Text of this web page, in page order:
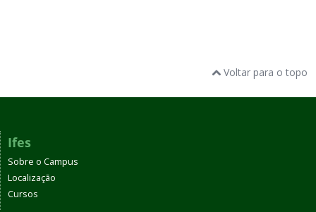
Voltar para o topo
Ifes
Sobre o Campus
Localização
Cursos